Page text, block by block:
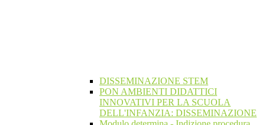
DISSEMINAZIONE STEM
PON AMBIENTI DIDATTICI
INNOVATIVI PER LA SCUOLA
DELL'INFANZIA: DISSEMINAZIONE